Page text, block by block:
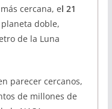
cercana, el 21
doble,
de la Luna
parecer cercanos,
de millones de